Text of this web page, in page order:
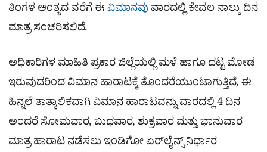
ತಿಂಗಳ ಅಂತ್ಯದ ವರೆಗೆ ಈವಿಮಾನವು ವಾರದಲ್ಲಿ ಕೇವಲ ನಾಲ್ಕು ದಿನ
ಮಾತ್ರ ಸಂಚರಿಸಲಿದೆ.
ಅಧಿಕಾರಿಗಳ ಮಾಹಿತಿ ಪ್ರಕಾರ ಜಿಲ್ಲೆಯಲ್ಲಿ ಮಳೆ ಹಾಗೂ ದಟ್ಟ ಮೋಡ
ಇರುವುದರಿಂದ ವಿಮಾನ ಹಾರಾಟಕ್ಕೆ ತೊಂದರೆಯುಂಟಾಗುತ್ತಿದೆ, ಈ
ಹಿನ್ನಲೆ ತಾತ್ಕಾಲಿಕವಾಗಿ ವಿಮಾನ ಹಾರಾಟವನ್ನು ವಾರದಲ್ಲಿ 4 ದಿನ
ಅಂದರೆ ಸೋಮವಾರ, ಬುಧವಾರ, ಶುಕ್ರವಾರ ಮತ್ತು ಭಾನುವಾರ
ಮಾತ್ರ ಹಾರಾಟ ನಡೆಸಲು ಇಂಡಿಗೋ ಏರ್‌ಲೈನ್ಸ್ ನಿರ್ಧಾರ